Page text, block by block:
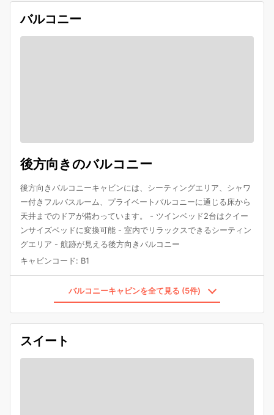
バルコニー
後方向きのバルコニー
後方向きバルコニーキャビンには、シーティングエリア、シャワ
ー付きフルバスルーム、プライベートバルコニーに通じる床から
天井までのドアが備わっています。 - ツインベッド2台はクイー
ンサイズベッドに変換可能 - 室内でリラックスできるシーティン
グエリア - 航跡が見える後方向きバルコニー
キャビンコード: B1
バルコニーキャビンを全て見る (5件)
スイート